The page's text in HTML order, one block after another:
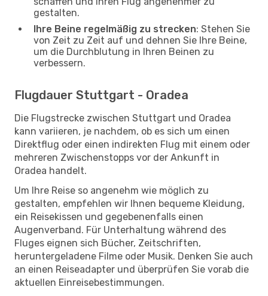
gestalten.
Ihre Beine regelmäßig zu strecken: Stehen Sie
von Zeit zu Zeit auf und dehnen Sie Ihre Beine,
um die Durchblutung in Ihren Beinen zu
verbessern.
Flugdauer Stuttgart - Oradea
Die Flugstrecke zwischen Stuttgart und Oradea
kann variieren, je nachdem, ob es sich um einen
Direktflug oder einen indirekten Flug mit einem oder
mehreren Zwischenstopps vor der Ankunft in
Oradea handelt.
Um Ihre Reise so angenehm wie möglich zu
gestalten, empfehlen wir Ihnen bequeme Kleidung,
ein Reisekissen und gegebenenfalls einen
Augenverband. Für Unterhaltung während des
Fluges eignen sich Bücher, Zeitschriften,
heruntergeladene Filme oder Musik. Denken Sie auch
an einen Reiseadapter und überprüfen Sie vorab die
aktuellen Einreisebestimmungen.